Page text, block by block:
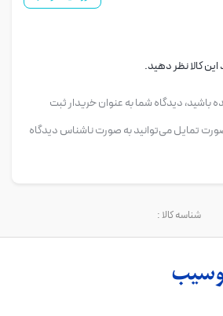
کالا نظر دهید.
باشید، دیدگاه شما به عنوان خریدار ثبت
تمایل می‌توانید به صورت ناشناس دیدگاه
شناسه کالا :